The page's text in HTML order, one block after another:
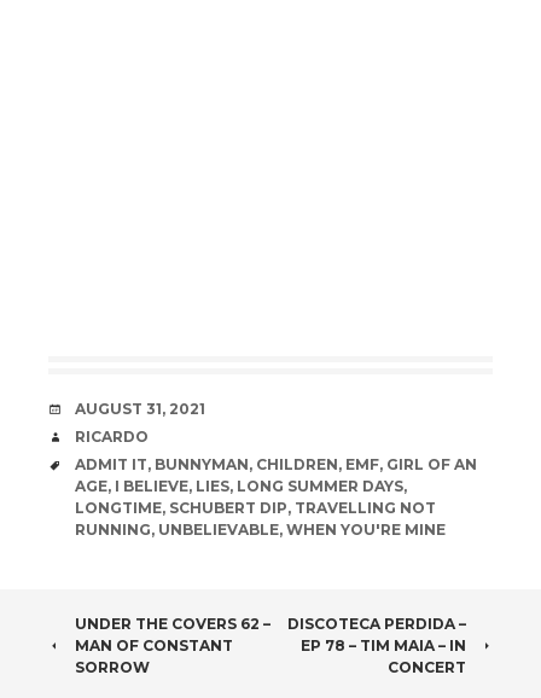
DATE
AUGUST 31, 2021
AUTHOR
RICARDO
TAGS
ADMIT IT, BUNNYMAN, CHILDREN, EMF, GIRL OF AN
AGE, I BELIEVE, LIES, LONG SUMMER DAYS,
LONGTIME, SCHUBERT DIP, TRAVELLING NOT
RUNNING, UNBELIEVABLE, WHEN YOU'RE MINE
POST
NAVIGATION
UNDER THE COVERS 62 –
MAN OF CONSTANT
SORROW
DISCOTECA PERDIDA –
EP 78 – TIM MAIA – IN
CONCERT